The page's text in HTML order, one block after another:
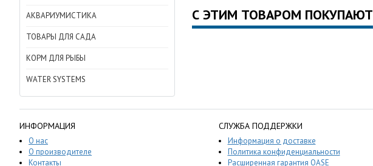
АКВАРИУМИСТИКА
ТОВАРЫ ДЛЯ САДА
КОРМ ДЛЯ РЫБЫ
WATER SYSTEMS
С ЭТИМ ТОВАРОМ ПОКУПАЮТ
ИНФОРМАЦИЯ
О нас
О производителе
Контакты
СЛУЖБА ПОДДЕРЖКИ
Информация о доставке
Политика конфиденциальности
Расширенная гарантия OASE